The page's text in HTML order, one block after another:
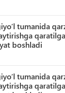
tumanida
boshladi
tumanida